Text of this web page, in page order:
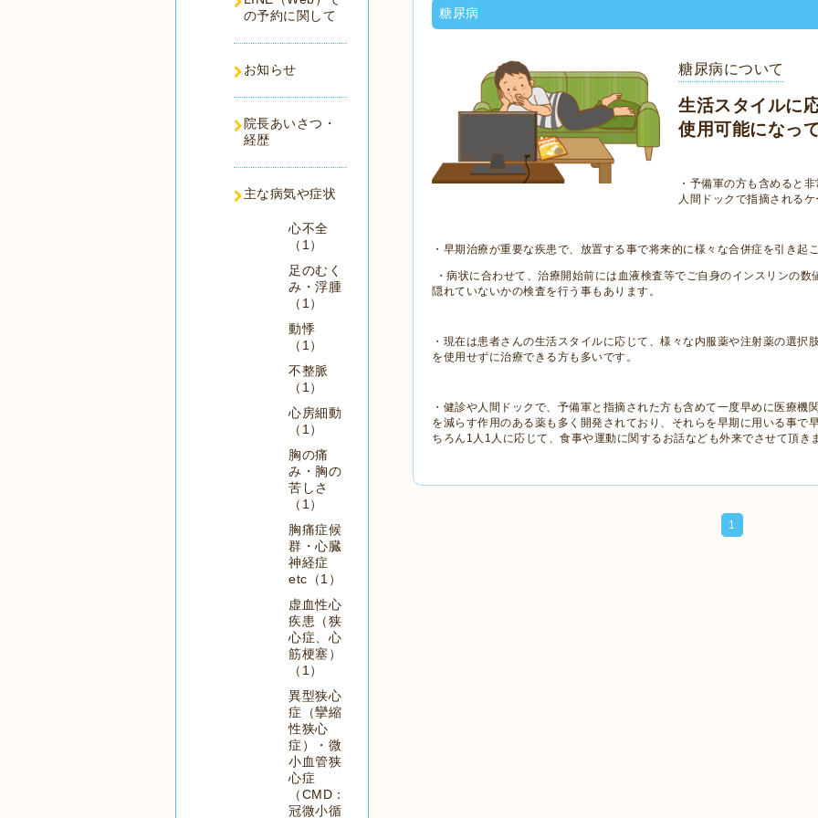
糖尿病
糖尿病について
生活スタイルに
使用可能になっ
・予備軍の方も含めると
人間ドックで指摘される
・早期治療が重要な疾患で、放置する事で将来的に様々な合併症を引き起
・病状に合わせて、治療開始前には血液検査等でご自身のインスリンの
隠れていないかの検査を行う事もあります。
・現在は患者さんの生活スタイルに応じて、様々な内服薬や注射薬の選択
を使用せずに治療できる方も多いです。
・健診や人間ドックで、予備軍と指摘された方も含めて一度早めに医療機
を減らす作用のある薬も多く開発されており、それらを早期に用いる事で
ちろん1人1人に応じて、食事や運動に関するお話なども外来でさせて頂き
1
の予約に関して
お知らせ
院長あいさつ・
経歴
主な病気や症状
心不全
（1）
足のむく
み・浮腫
（1）
動悸
（1）
不整脈
（1）
心房細動
（1）
胸の痛
み・胸の
苦しさ
（1）
胸痛症候
群・心臓
神経症
etc（1）
虚血性心
疾患（狭
心症、心
筋梗塞）
（1）
異型狭心
症（攣縮
性狭心
症）・微
小血管狭
心症
（CMD：
冠微小循